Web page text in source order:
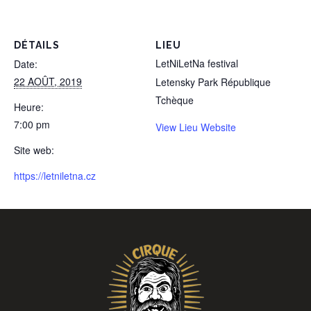
DÉTAILS
Date:
22 AOÛT, 2019
Heure:
7:00 pm
Site web:
https://letniletna.cz
LIEU
LetNiLetNa festival
Letensky Park République
Tchèque
View Lieu Website